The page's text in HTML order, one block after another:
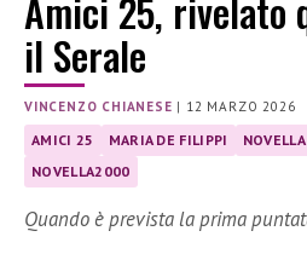
il Serale
VINCENZO CHIANESE | 12 MARZO 2026
AMICI 25 MARIA DE FILIPPI NOVELLA
NOVELLA2000
Quando è prevista la prima